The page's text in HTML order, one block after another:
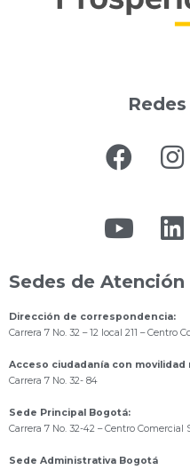
Sedes de Atención
Dirección de correspondencia:
Carrera 7 No. 32 – 12 local 211 – Centro
Acceso ciudadanía con movilidad
Carrera 7 No. 32- 84
Sede Principal Bogotá:
Carrera 7 No. 32-42 – Centro Comercial
Sede Administrativa Bogotá